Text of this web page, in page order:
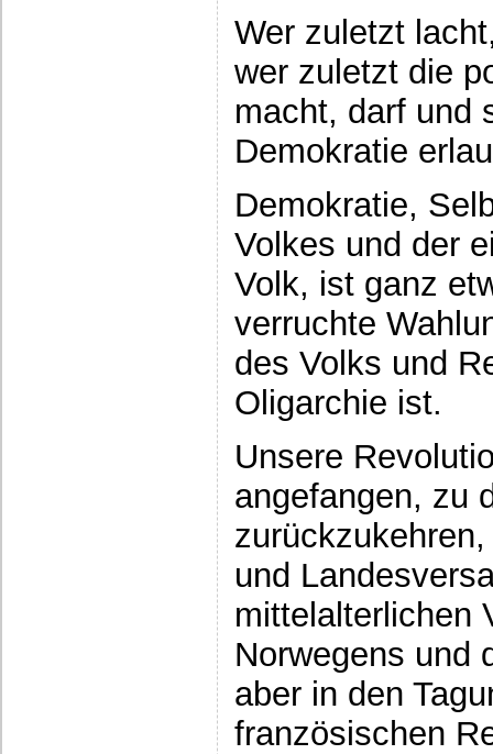
Wer zuletzt
wer zuletzt die
macht, darf und
Demokratie
Demokratie,
Volkes und der
Volk, ist ganz
verruchte
des Volks und
Oligarchie ist.
Unsere
angefangen, zu
und
mittelalterlichen
Norwegens und
aber in den
französischen